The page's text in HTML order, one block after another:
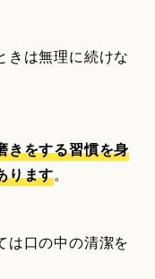
きは無理に続けな
きをする習慣を身
ります。
は口の中の清潔を